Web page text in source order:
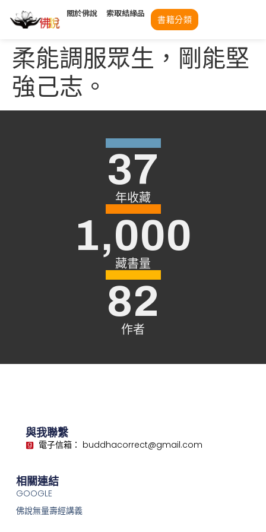
關於佛說 索取結緣品
書籍分類
柔能調服眾生，剛能堅
強己志。
年收藏
37
藏書量
1,000
作者
82
與我聯繫
電子信箱： buddhacorrect@gmail.com
相關連結
GOOGLE
佛說無量壽經講義